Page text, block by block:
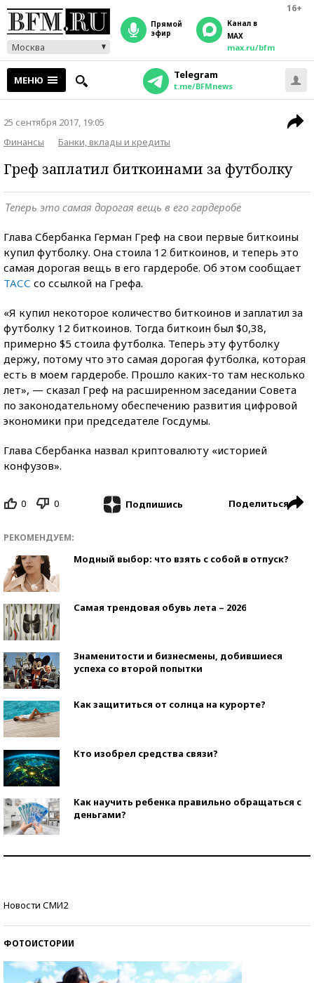
16+
Москва
прямой
эфир
Канал в
MAX
max.ru/bfm
МЕНЮ Telegram
t.me/BFMnews
25 сентября 2017, 19:05
Финансы
Банки, вклады и кредиты
Греф заплатил биткоинами за футболку
Теперь это самая дорогая вещь в его гардеробе
Глава Сбербанка Герман Греф на свои первые биткоины
купил футболку. Она стоила 12 биткоинов, и теперь это
самая дорогая вещь в его гардеробе. Об этом сообщает
ТАСС со ссылкой на Грефа.
«Я купил некоторое количество биткоинов и заплатил за
футболку 12 биткоинов. Тогда биткоин был $0,38,
примерно $5 стоила футболка. Теперь эту футболку
держу, потому что это самая дорогая футболка, которая
есть в моем гардеробе. Прошло каких-то там несколько
лет», — сказал Греф на расширенном заседании Совета
по законодательному обеспечению развития цифровой
экономики при председателе Госдумы.
Глава Сбербанка назвал криптовалюту «историей
конфузов».
0 0 Подпишись Поделиться
РЕКОМЕНДУЕМ:
Модный выбор: что взять с собой в отпуск?
Самая трендовая обувь лета – 2026
Знаменитости и бизнесмены, добившиеся
успеха со второй попытки
Как защититься от солнца на курорте?
Кто изобрел средства связи?
Как научить ребенка правильно обращаться с
деньгами?
Новости СМИ2
ФОТОИСТОРИИ